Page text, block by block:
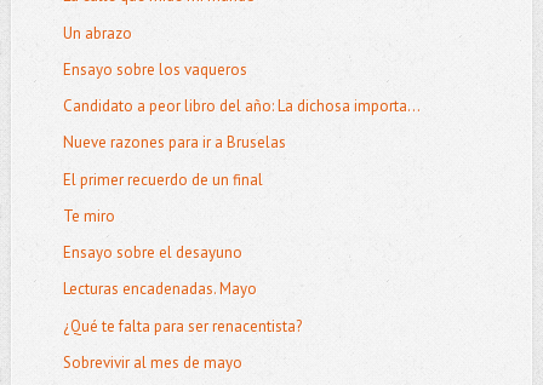
Un abrazo
Ensayo sobre los vaqueros
Candidato a peor libro del año: La dichosa importa...
Nueve razones para ir a Bruselas
El primer recuerdo de un final
Te miro
Ensayo sobre el desayuno
Lecturas encadenadas. Mayo
¿Qué te falta para ser renacentista?
Sobrevivir al mes de mayo